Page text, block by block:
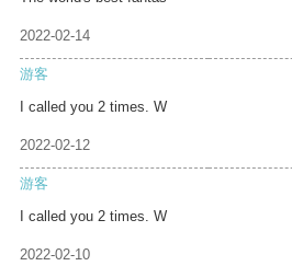
2022-02-14
游客
I called you 2 times. W
2022-02-12
游客
I called you 2 times. W
2022-02-10